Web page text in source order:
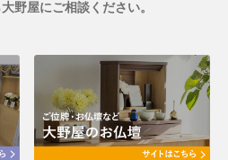
野屋にご相談ください。